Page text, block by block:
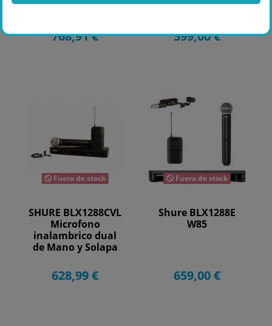
768,91 €
de Mano BLX-
599,00 €
Fuera de stock
SHURE BLX1288CVL
Microfono
inalambrico dual
de Mano y Solapa
628,99 €
Fuera de stock
Shure BLX1288E
W85
659,00 €